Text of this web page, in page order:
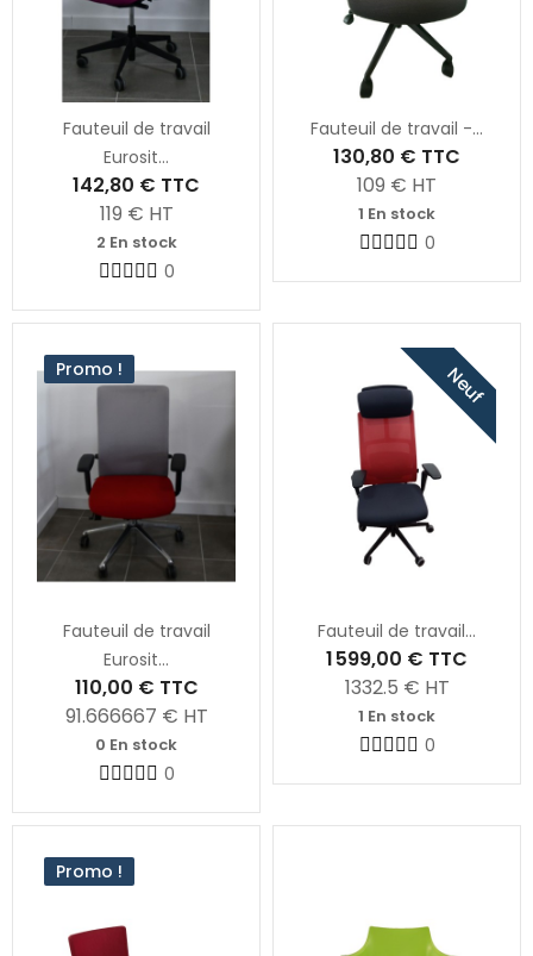
Fauteuil de travail
Eurosit...
142,80 € TTC
119 € HT
2 En stock
0
Fauteuil de travail -...
130,80 € TTC
109 € HT
1 En stock
0
Promo !
Fauteuil de travail
Eurosit...
110,00 € TTC
91.666667 € HT
0 En stock
0
Neuf
Fauteuil de travail...
1 599,00 € TTC
1332.5 € HT
1 En stock
0
Promo !